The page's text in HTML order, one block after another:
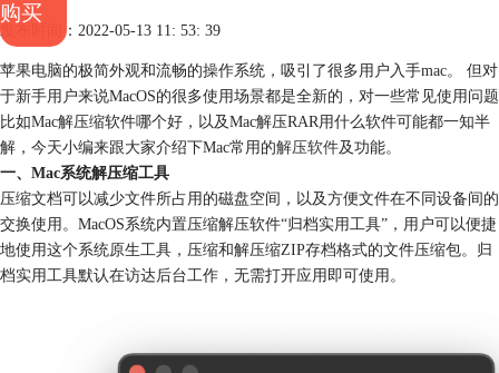
购买
发布时间：2022-05-13 11: 53: 39
苹果电脑的极简外观和流畅的操作系统，吸引了很多用户入手mac。 但对
于新手用户来说MacOS的很多使用场景都是全新的，对一些常见使用问题
比如Mac解压缩软件哪个好，以及Mac解压RAR用什么软件可能都一知半
解，今天小编来跟大家介绍下Mac常用的解压软件及功能。
一、Mac系统解压缩工具
压缩文档可以减少文件所占用的磁盘空间，以及方便文件在不同设备间的
交换使用。MacOS系统内置压缩解压软件“归档实用工具”，用户可以便捷
地使用这个系统原生工具，压缩和解压缩ZIP存档格式的文件压缩包。归
档实用工具默认在访达后台工作，无需打开应用即可使用。